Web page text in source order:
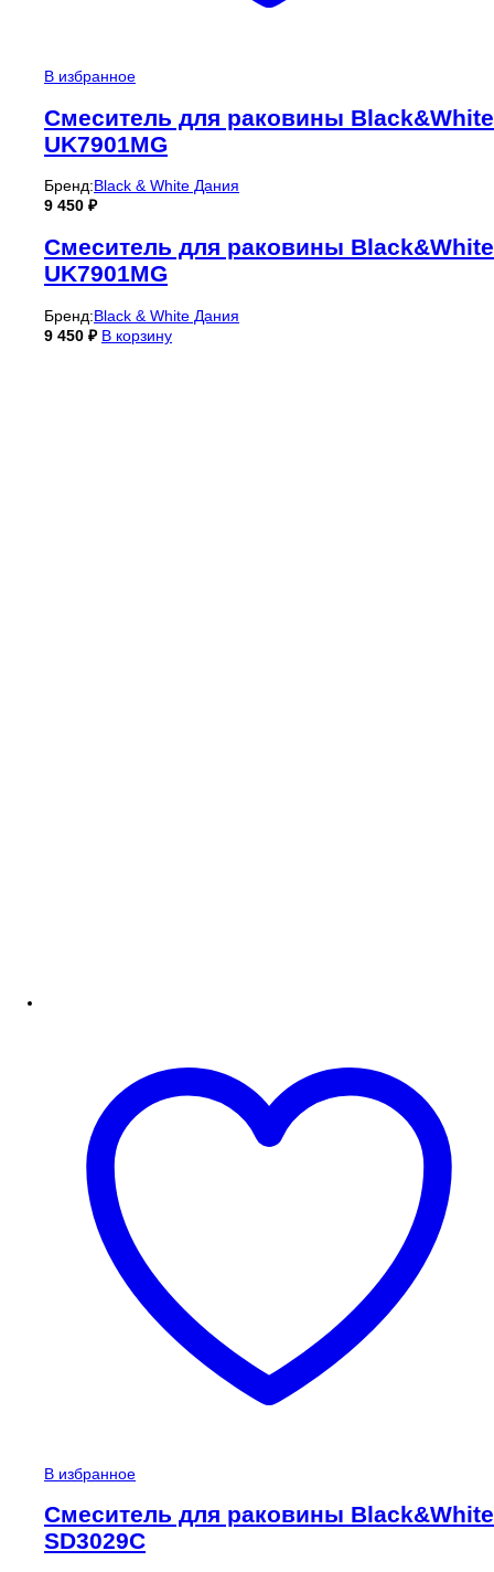
В избранное
Смеситель для раковины Black&White
UK7901MG
Бренд:Black & White Дания
9 450 ₽
Смеситель для раковины Black&White
UK7901MG
Бренд:Black & White Дания
9 450 ₽ В корзину
В избранное
Смеситель для раковины Black&White
SD3029C